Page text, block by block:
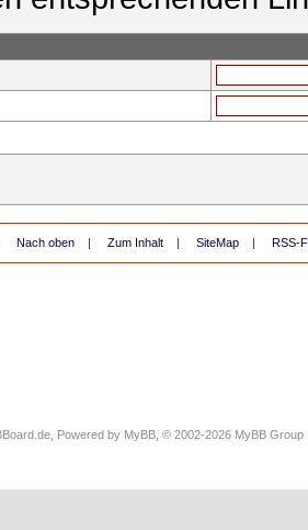
Nach oben | Zum Inhalt | SiteMap | RSS-
, Powered by MyBB , © 2002-2026 MyBB Group